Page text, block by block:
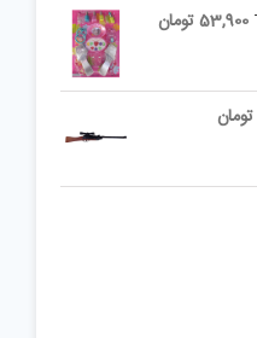
53,900تومان
تومان